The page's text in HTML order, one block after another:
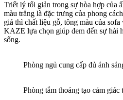
Triết lý tối giản trong sự hòa hợp của
màu trắng là đặc trưng của phong
giá thì chất liệu gỗ, tông màu của
KAZE lựa chọn giúp đem đến sự hài
sống.
Phòng ngủ cung cấp đủ ánh
Phòng tắm thoáng tạo cảm giác